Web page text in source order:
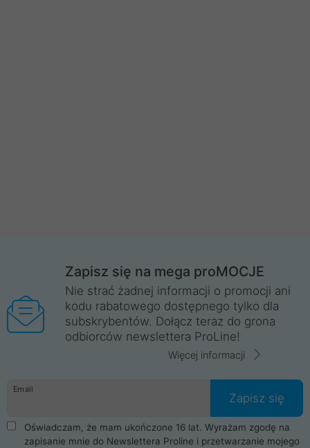
Zapisz się na mega proMOCJE
Nie strać żadnej informacji o promocji ani
kodu rabatowego dostępnego tylko dla
subskrybentów. Dołącz teraz do grona
odbiorców newslettera ProLine!
Więcej informacji
Email
Zapisz się
Oświadczam, że mam ukończone 16 lat. Wyrażam zgodę na
zapisanie mnie do Newslettera Proline i przetwarzanie mojego